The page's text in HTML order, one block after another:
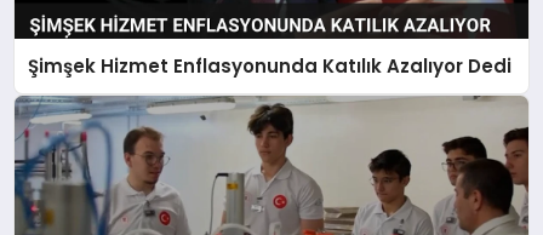
Şimşek Hizmet Enflasyonunda Katılık Azalıyor Dedi